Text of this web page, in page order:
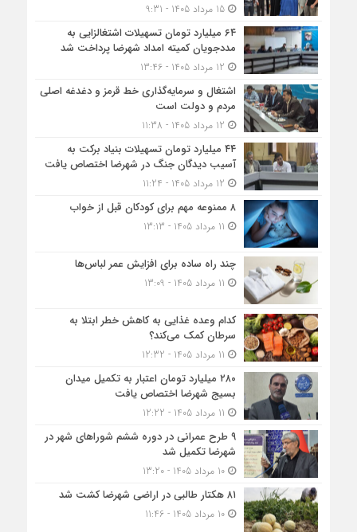
15 مرداد 1405 - 9:31
۶۴ میلیارد تومان تسهیلات اشتغالزایی به
مددجویان کمیته امداد شهرضا پرداخت شد
اشتغال و سرمایه‌گذاری خط قرمز و دغدغه اصلی
مردم و دولت است
۴۴ میلیارد تومان تسهیلات بنیاد برکت به
آسیب دیدگان جنگ در شهرضا اختصاص یافت
۸ ممنوعه مهم برای کودکان قبل از خواب
چند راه ساده برای افزایش عمر لباس‌ها
کدام وعده غذایی به کاهش خطر ابتلا به
سرطان کمک می‌کند؟
۲۸۰ میلیارد تومان اعتبار به تکمیل میدان
بسیج شهرضا اختصاص یافت
۹ طرح عمرانی در دوره ششم شوراهای شهر در
شهرضا تکمیل شد
10 مرداد 1405 - 13:20
۸۱ هکتار طالبی در اراضی شهرضا کشت شد
10 مرداد 1405 - 11:46